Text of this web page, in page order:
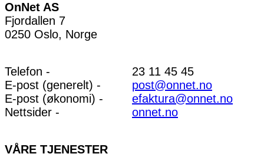
OnNet AS
Fjordallen 7
0250 Oslo, Norge
Telefon -
E-post (generelt) -
E-post (økonomi) -
Nettsider -
23 11 45 45
post@onnet.no
efaktura@onnet.no
onnet.no
VÅRE TJENESTER